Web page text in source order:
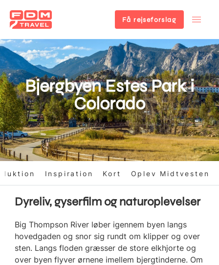
Gå
til
hovedindhold
Få rejseforslag
Bjergbyen Estes Park i
Colorado
Inspiration Kort Oplev Midtvesten
Dyreliv, gyserfilm og naturoplevelser
Big Thompson River løber igennem byen langs
hovedgaden og snor sig rundt om klipper og over
sten. Langs floden græsser de store elkhjorte og
over byen flyver ørnene imellem bjergtinderne. Om